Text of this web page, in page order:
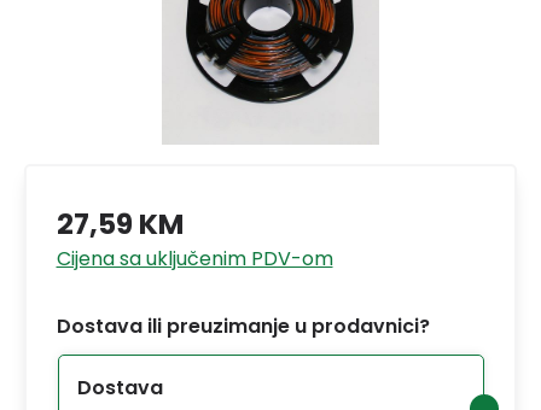
27,59 KM
Cijena sa uključenim PDV-om
Dostava ili preuzimanje u prodavnici?
Dostava